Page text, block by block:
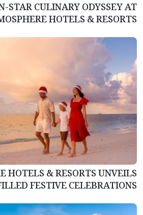
STAR CULINARY ODYSSEY AT
HOTELS & RESORTS
HOTELS & RESORTS UNVEILS
FESTIVE CELEBRATIONS